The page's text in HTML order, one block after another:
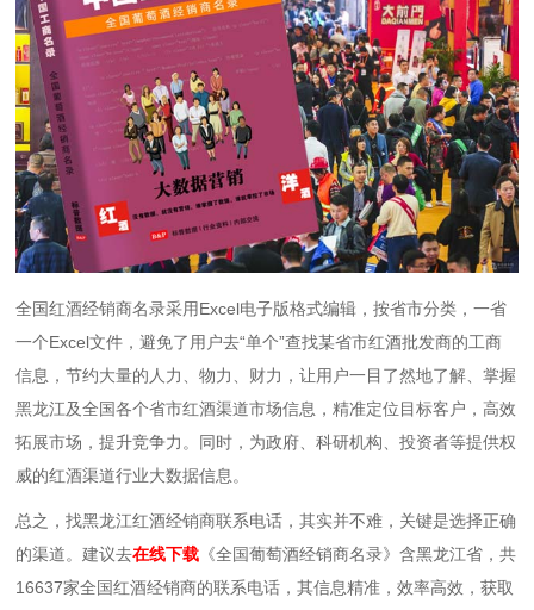
全国红酒经销商名录采用Excel电子版格式编辑，按省市分类，一省
一个Excel文件，避免了用户去“单个”查找某省市红酒批发商的工商
信息，节约大量的人力、物力、财力，让用户一目了然地了解、掌握
黑龙江及全国各个省市红酒渠道市场信息，精准定位目标客户，高效
拓展市场，提升竞争力。同时，为政府、科研机构、投资者等提供权
威的红酒渠道行业大数据信息。
总之，找黑龙江红酒经销商联系电话，其实并不难，关键是选择正确
的渠道。建议去在线下载 《全国葡萄酒经销商名录》含黑龙江省，共
16637家全国红酒经销商的联系电话，其信息精准，效率高效，获取